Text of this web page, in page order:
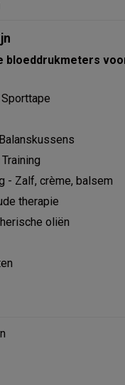
bloeddrukmeters
- Zalf, crème, balsem
therapie
oliën